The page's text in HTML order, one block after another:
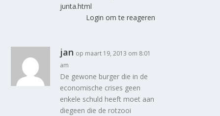
junta.html
Login om te reageren
jan op maart 19, 2013 om 8:01
am
De gewone burger die in de
economische crises geen
enkele schuld heeft moet aan
diegeen die de rotzooi